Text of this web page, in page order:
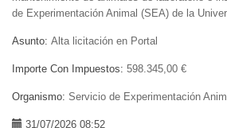
de Experimentación Animal (SEA) de la
Asunto: Alta licitación en Portal
Importe Con Impuestos: 598.345,00 €
Organismo: Servicio de Experimentación
31/07/2026 08:52